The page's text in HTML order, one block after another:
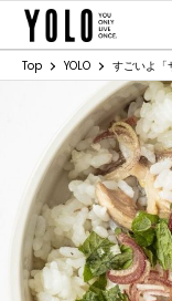
Top YOLO すごいよ「